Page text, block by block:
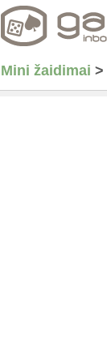
Mini žaidimai >